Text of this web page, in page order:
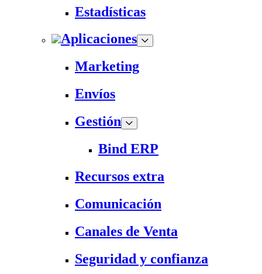
Estadísticas
Aplicaciones
Marketing
Envíos
Gestión
Bind ERP
Recursos extra
Comunicación
Canales de Venta
Seguridad y confianza